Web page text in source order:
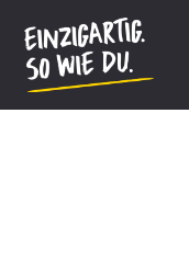
springen